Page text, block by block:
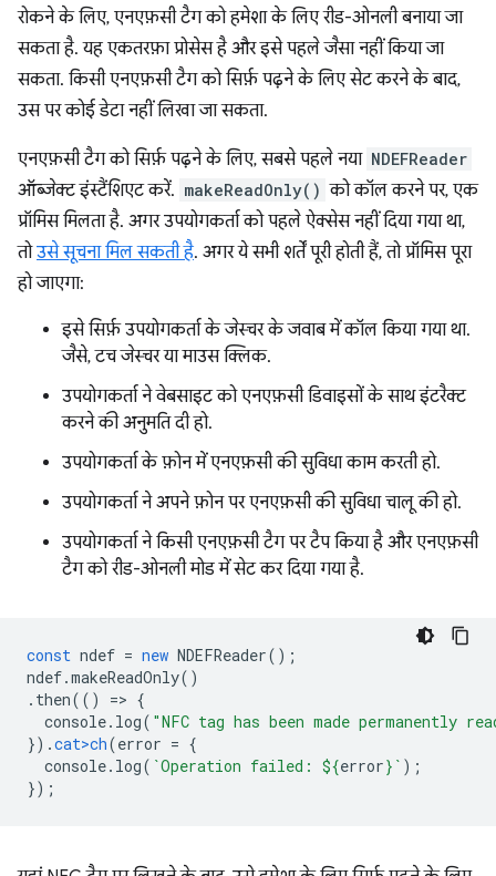
रोकने के लिए, एनएफ़सी टैग को हमेशा के लिए रीड-ओनली बनाया जा
सकता है. यह एकतरफ़ा प्रोसेस है और इसे पहले जैसा नहीं किया जा
सकता. किसी एनएफ़सी टैग को सिर्फ़ पढ़ने के लिए सेट करने के बाद,
उस पर कोई डेटा नहीं लिखा जा सकता.
एनएफ़सी टैग को सिर्फ़ पढ़ने के लिए, सबसे पहले नया NDEFReader
ऑब्जेक्ट इंस्टैंशिएट करें. makeReadOnly() को कॉल करने पर, एक
प्रॉमिस मिलता है. अगर उपयोगकर्ता को पहले ऐक्सेस नहीं दिया गया था,
तोउसे सूचना मिल सकती है. अगर ये सभी शर्तें पूरी होती हैं, तो प्रॉमिस पूरा
हो जाएगा:
इसे सिर्फ़ उपयोगकर्ता के जेस्चर के जवाब में कॉल किया गया था.
जैसे, टच जेस्चर या माउस क्लिक.
उपयोगकर्ता ने वेबसाइट को एनएफ़सी डिवाइसों के साथ इंटरैक्ट
करने की अनुमति दी हो.
उपयोगकर्ता के फ़ोन में एनएफ़सी की सुविधा काम करती हो.
उपयोगकर्ता ने अपने फ़ोन पर एनएफ़सी की सुविधा चालू की हो.
उपयोगकर्ता ने किसी एनएफ़सी टैग पर टैप किया है और एनएफ़सी
टैग को रीड-ओनली मोड में सेट कर दिया गया है.
const ndef = new NDEFReader();
ndef.makeReadOnly()
. then(() => {
console. log( "NFC tag has been made permanently
}).cat>ch(error = {
console. log( `Operation failed: ${error} ` );
});